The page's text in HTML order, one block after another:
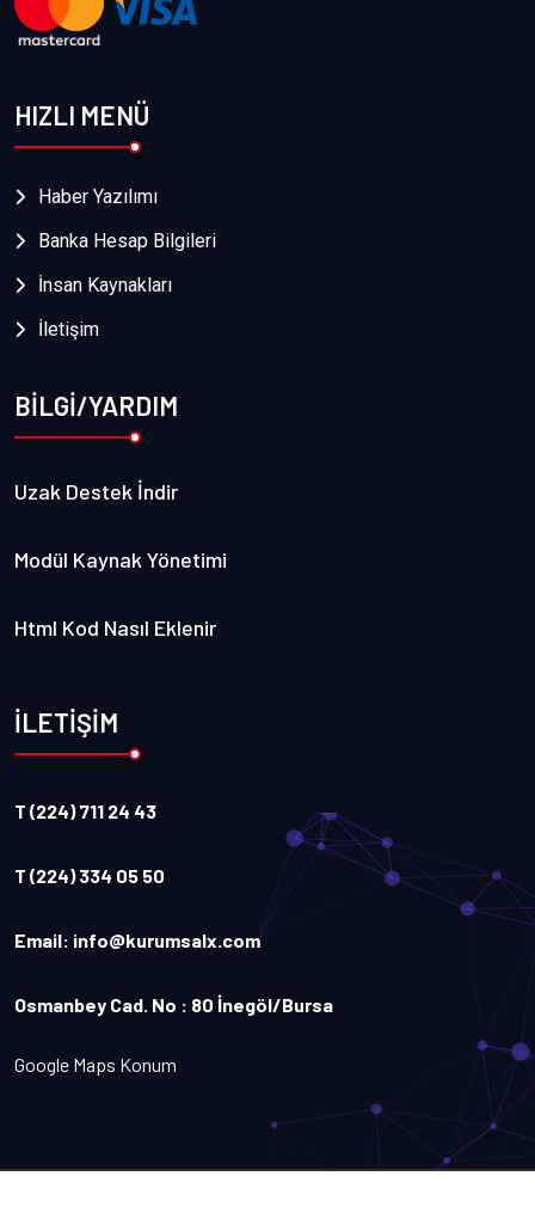
HIZLI MENÜ
Haber Yazılımı
Banka Hesap Bilgileri
İnsan Kaynakları
İletişim
BİLGİ/YARDIM
Uzak Destek İndir
Modül Kaynak Yönetimi
Html Kod Nasıl Eklenir
İLETİŞİM
T (224) 711 24 43
T (224) 334 05 50
Email: info@kurumsalx.com
Osmanbey Cad. No : 80 İnegöl/Bursa
Google Maps Konum